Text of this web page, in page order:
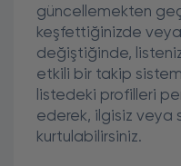
güncellemekten
keşfettiğinizde veya
değiştiğinde,
etkili bir takip
listedeki profilleri
ederek, ilgisiz veya
kurtulabilirsiniz.